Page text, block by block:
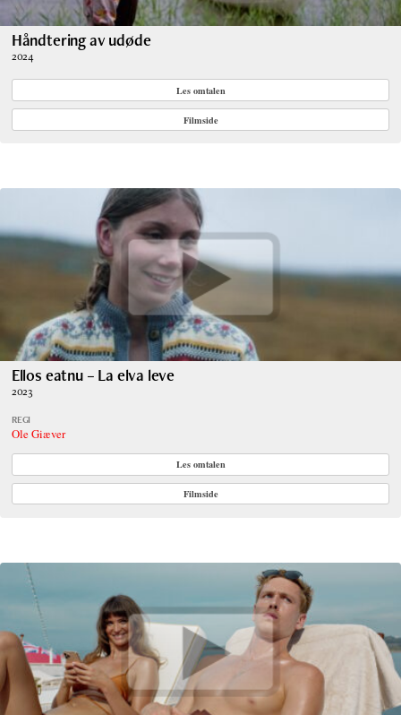
Håndtering av udøde
2024
Les omtalen
Filmside
Ellos eatnu – La elva leve
2023
REGI
Ole Giæver
Les omtalen
Filmside